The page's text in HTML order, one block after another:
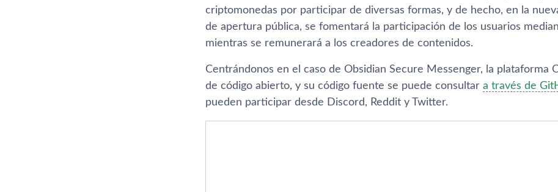
criptomonedas por participar de diversas formas, y de hecho, en la
de apertura pública, se fomentará la participación de los usuarios
mientras se remunerará a los creadores de contenidos.
Centrándonos en el caso de Obsidian Secure Messenger, la plataforma
de código abierto, y su código fuente se puede consultar a través de
pueden participar desde Discord, Reddit y Twitter.